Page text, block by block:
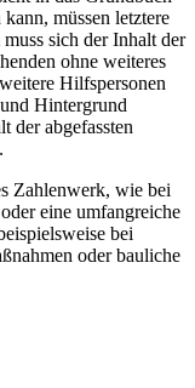
müssen letztere
sich der Inhalt der
ohne weiteres
Hilfspersonen
Hintergrund
der abgefassten
Zahlenwerk, wie bei
eine umfangreiche
bei
oder bauliche